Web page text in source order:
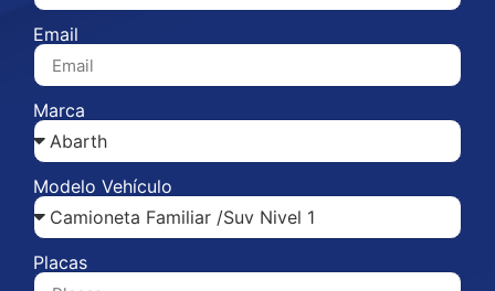
Email
Marca
Modelo Vehículo
Placas